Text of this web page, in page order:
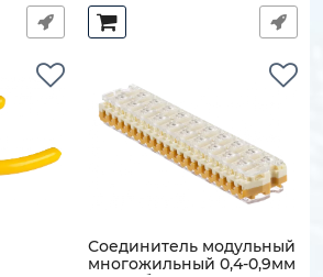
Соединитель модульный
многожильный 0,4-0,9мм